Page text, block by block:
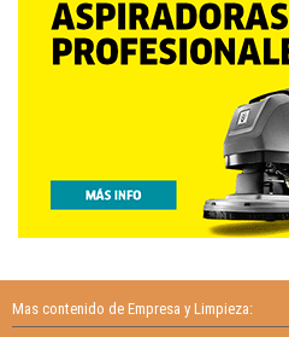
Mas contenido de Empresa y Limpieza: